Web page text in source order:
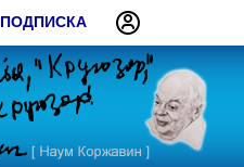
ПОДПИСКА